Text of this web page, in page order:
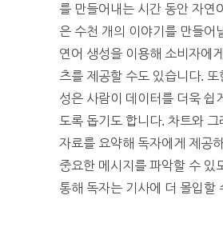
를 만들어내는 시간 동안 자연
은 수천 개의 이야기를 만들어
연어 생성을 이용해 소비자에
츠를 제공할 수도 있습니다. 또
성은 사람이 데이터를 더욱 쉽
도록 돕기도 합니다. 차트와
자료를 요약해 독자에게 제공
중요한 메시지를 파악할 수 있
통해 독자는 기사에 더 몰입할